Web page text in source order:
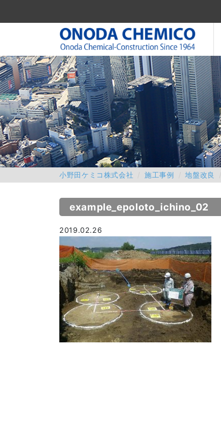
小野田ケミコ株式会社 施工事例 地盤改良
example_epoloto_ichino_02
2019.02.26